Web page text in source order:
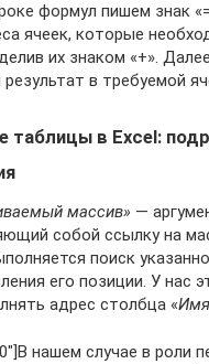
формул пишем знак
ячеек, которые
их знаком «+».
результат в требуемой
таблицы в Excel:
массив» —
собой ссылку на
поиск
его позиции. У нас
адрес столбца «
нашем случае в роли